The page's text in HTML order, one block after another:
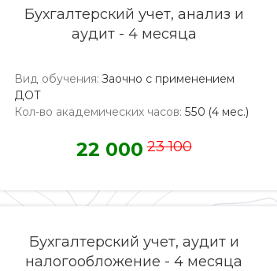
Бухгалтерский учет, анализ и
аудит - 4 месяца
Вид обучения: Заочно с применением
ДОТ
Кол-во академических часов: 550 (4 мес.)
22 000 23 100
Бухгалтерский учет, аудит и
налогообложение - 4 месяца